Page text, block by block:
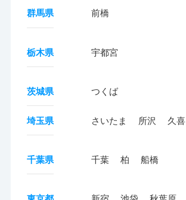
群馬県 前橋
栃木県 宇都宮
茨城県 つくば
埼玉県 さいたま 所沢 久喜
千葉県 千葉 柏 船橋